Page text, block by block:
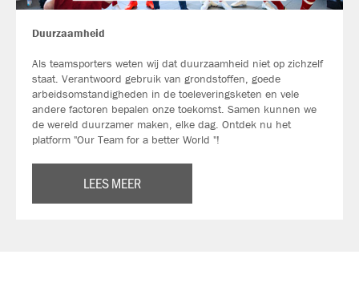
Duurzaamheid
Als teamsporters weten wij dat duurzaamheid niet op zichzelf
staat. Verantwoord gebruik van grondstoffen, goede
arbeidsomstandigheden in de toeleveringsketen en vele
andere factoren bepalen onze toekomst. Samen kunnen we
de wereld duurzamer maken, elke dag. Ontdek nu het
platform "Our Team for a better World "!
LEES MEER